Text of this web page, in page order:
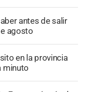
antes de salir
agosto
en la provincia
minuto